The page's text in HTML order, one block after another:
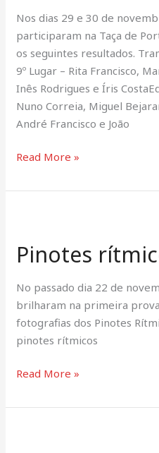
Nos dias 29 e 30 de
participaram na Taça de
os seguintes resultados.
9º Lugar – Rita Francisco,
Inês Rodrigues e Íris
Nuno Correia, Miguel
André Francisco e João
Read More »
Pinotes
No passado dia 22 de
brilharam na primeira
fotografias dos Pinotes
pinotes rítmicos
Read More »